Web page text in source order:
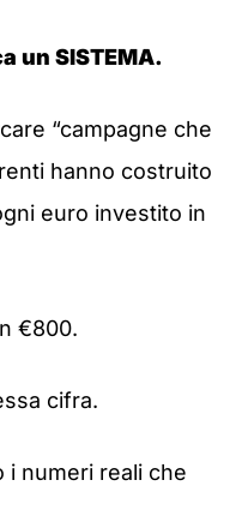
un SISTEMA.
“campagne che
hanno costruito
euro investito in
€800.
cifra.
i numeri reali che